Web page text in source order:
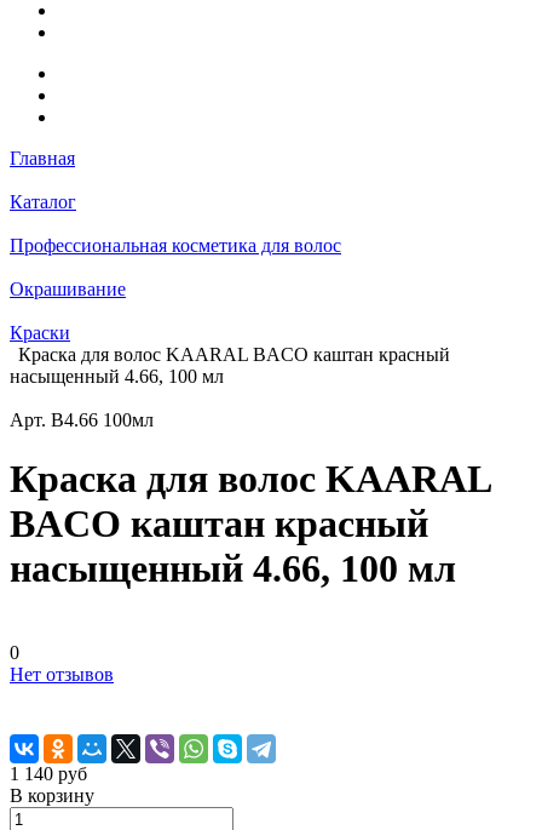
Главная
Каталог
Профессиональная косметика для волос
Окрашивание
Краски
Краска для волос KAARAL BACO каштан красный
насыщенный 4.66, 100 мл
Арт. B4.66 100мл
Краска для волос KAARAL
BACO каштан красный
насыщенный 4.66, 100 мл
0
Нет отзывов
1 140 руб
В корзину